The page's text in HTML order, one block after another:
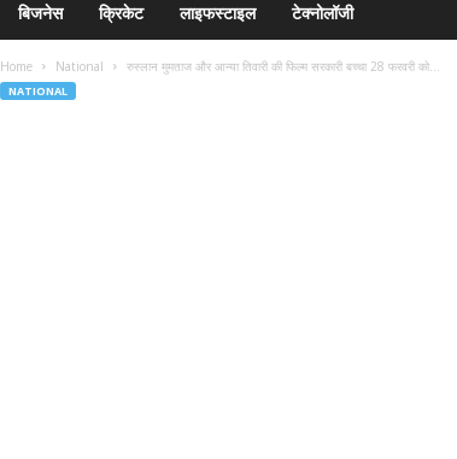
बिजनेस क्रिकेट लाइफस्टाइल टेक्नोलॉजी
Home National रुस्लान मुमताज और आन्या तिवारी की फिल्म सरकारी बच्चा 28 फरवरी को...
NATIONAL